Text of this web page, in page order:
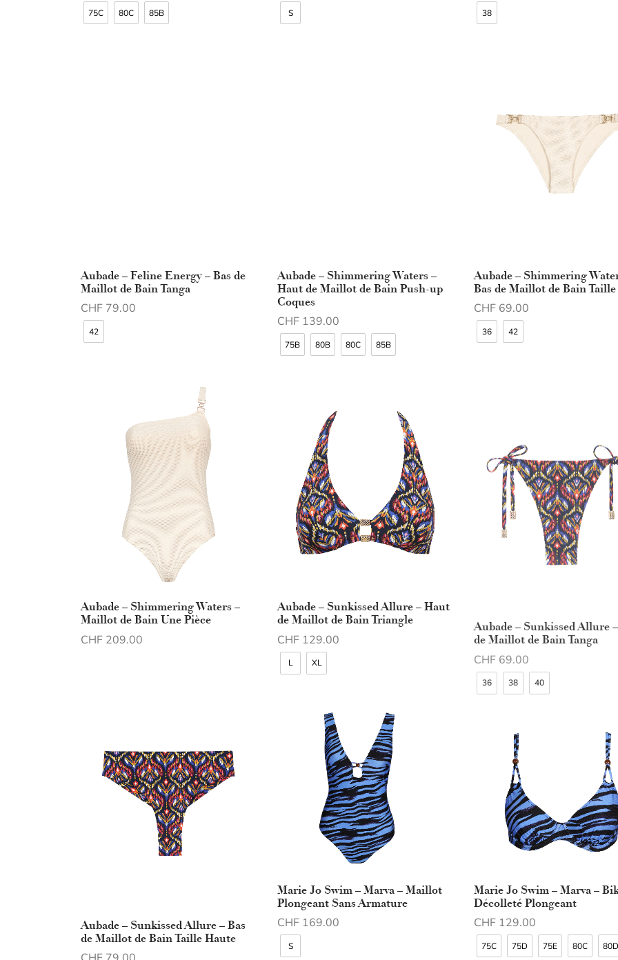
Choix des options
75C 80C 85B
Choix des options
S
Choix des options
38
Aubade – Feline Energy – Bas de
Maillot de Bain Tanga
CHF 79.00
Choix des options
42
Aubade – Shimmering Waters –
Haut de Maillot de Bain Push-up
Coques
CHF 139.00
Choix des options
75B 80B 80C 85B
Aubade – Shimmering
Bas de Maillot de Bain Taille
CHF 69.00
Choix des options
36 42
Aubade – Shimmering Waters –
Maillot de Bain Une Pièce
CHF 209.00
Aubade – Sunkissed Allure – Haut
de Maillot de Bain Triangle
CHF 129.00
Choix des options
L XL
de Maillot de Bain Tanga
CHF69.00
Choix des options
36 38
Aubade – Sunkissed Allure – Bas
de Maillot de Bain Taille Haute
Marie Jo Swim – Marva – Maillot
Plongeant Sans Armature
CHF 169.00
Choix des options
S
Marie Jo Swim – Marva –
Décolleté Plongeant
CHF 129.00
Choix des options
75C 75D 75E 80C 80D